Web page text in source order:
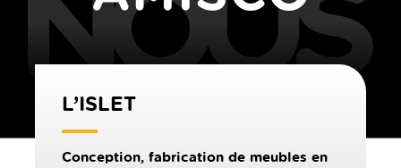
L’ISLET
Conception, fabrication de meubles en